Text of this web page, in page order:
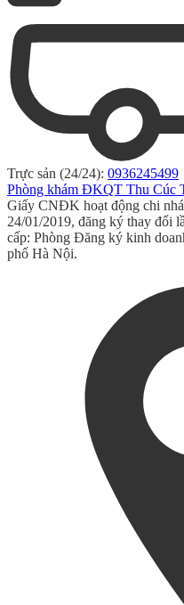
Trực sản (24/24): 0936245499
Phòng khám ĐKQT Thu Cúc
Giấy CNĐK hoạt động chi
24/01/2019, đăng ký thay đổi
cấp: Phòng Đăng ký kinh
phố Hà Nội.